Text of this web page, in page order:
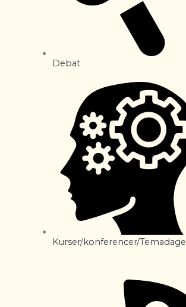
Debat
Kurser/konferencer/Temadage